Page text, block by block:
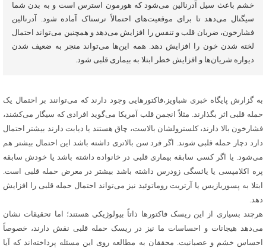
خشم باعث سیل آدرنالین می‌شود که هورمون استرس است و به بدن شما
سیگنال می‌دهد تا برای موقعیت‌های احتمالاً ترسناک آماده شود. آدرنالین
فشارخون، ضربان قلب و تنفس را افزایش می‌دهد و همچنین می‌تواند احتمال
لخته شدن خون را افزایش دهد. همه این‌ها می‌تواند منجر به ضعیف شدن
دیواره شریان‌ها و افزایش خطر ابتلا به بیماری قلبی شود.
به گزارش پایگاه خبری شباویز،فاکتورهایی وجود دارند که می‌توانند بر احتمال یک
حمله قلبی اثر بگذارند. مثلاً انجمن قلب آمریکا می‌گوید افرادی که سیگار می‌کشند،
فشارخون بالا دارند، کلسترولشان بالاست، چاق هستند یا دیابت دارند بیشتر احتمال
دارد دچار حمله قلبی شوند. اگر فرد سن بالاتری داشته باشد این احتمال بیشتر هم
می‌شود. یا اگر کسی سابقه بیماری قلبی در خانواده داشته باشد یا خودش سابقه
پره اکلامپسی یا یائسگی زودرس داشته باشد بیشتر در معرض حمله قلبی است.
ابتلا به پسوریازیس یا آرتریت روماتوئید نیز می‌تواند احتمال حمله قلبی را افزایش
دهد.
هرچند بسیاری از این ریسک فاکتورها ذاتاً بیولوژیکی هستند؛ اما تحقیقات نشان
می‌دهد هیجانات و احساسات ما نیز در ریسک حمله قلبی نقش دارند، خصوصاً
احساس خشم و عصبانیت. محققان به مطالعه روی این مسئله پرداخته‌اند که آیا